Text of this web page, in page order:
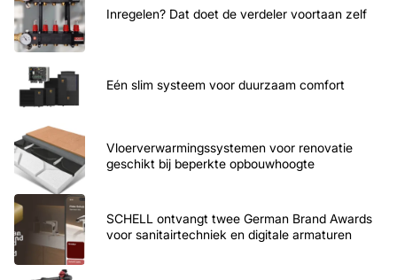
Inregelen? Dat doet de verdeler voortaan zelf
Eén slim systeem voor duurzaam comfort
Vloerverwarmingssystemen voor renovatie
geschikt bij beperkte opbouwhoogte
SCHELL ontvangt twee German Brand Awards
voor sanitairtechniek en digitale armaturen